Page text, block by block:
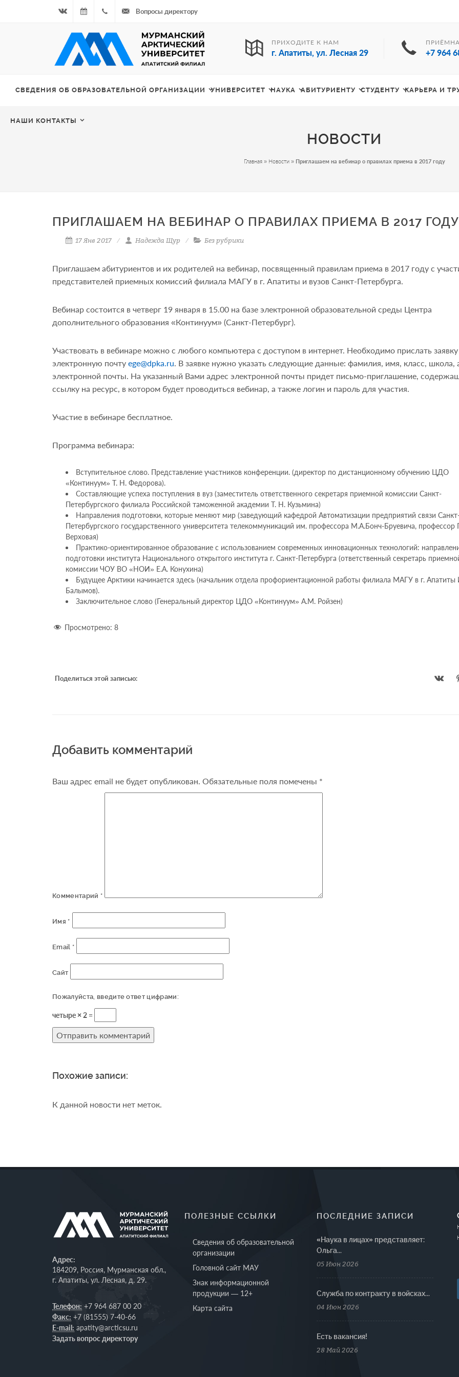
Вконтакте09.08.2026
- Чётная
+7
964
Вопросы директору
ПРИХОДИТЕ К НАМ
г. Апатиты, ул. Лесная 29 +7 964
СВЕДЕНИЯ ОБ ОБРАЗОВАТЕЛЬНОЙ ОРГАНИЗАЦИИ УНИВЕРСИТЕТ НАУКА АБИТУРИЕНТУ СТУДЕНТУ КАРЬЕРА И
НАШИ КОНТАКТЫ
НОВОСТИ
Главная» Новости» Приглашаем на вебинар о правилах приема в 2017 году
ПРИГЛАШАЕМ НА ВЕБИНАР О ПРАВИЛАХ ПРИЕМА В 2017 ГОДУ
17 Янв 2017 Надежда Щур Без рубрики
Приглашаем абитуриентов и их родителей на вебинар, посвященный правилам приема в 2017 году с
представителей приемных комиссий филиала МАГУ в г. Апатиты и вузов Санкт-Петербурга.
Вебинар состоится в четверг 19 января в 15.00 на базе электронной образовательной среды Центра
дополнительного образования «Континуум» (Санкт-Петербург).
Участвовать в вебинаре можно с любого компьютера с доступом в интернет. Необходимо прислать заявку
электронную почту ege@dpka.ru. В заявке нужно указать следующие данные: фамилия, имя, класс, школа,
электронной почты. На указанный Вами адрес электронной почты придет письмо-приглашение,
ссылку на ресурс, в котором будет проводиться вебинар, а также логин и пароль для участия.
Участие в вебинаре бесплатное.
Программа вебинара:
Вступительное слово. Представление участников конференции. (директор по дистанционному обучению ЦДО
«Континуум» Т. Н. Федорова).
Составляющие успеха поступления в вуз (заместитель ответственного секретаря приемной комиссии Санкт-
Петербургского филиала Российской таможенной академии Т. Н. Кузьмина)
Направления подготовки, которые меняют мир (заведующий кафедрой Автоматизации предприятий связи
Петербургского государственного университета телекоммуникаций им. профессора М.А.Бонч-Бруевича, профессор
Верховая)
Практико-ориентированное образование с использованием современных инновационных технологий:
подготовки института Национального открытого института г. Санкт-Петербурга (ответственный секретарь
комиссии ЧОУ ВО «НОИ» Е.А. Конухина)
Будущее Арктики начинается здесь (начальник отдела профориентационной работы филиала МАГУ в г. Апатиты
Балымов).
Заключительное слово (Генеральный директор ЦДО «Континуум» А.М. Ройзен)
Просмотрено: 8
Поделиться этой записью:
Добавить комментарий
Ваш адрес email не будет опубликован. Обязательные поля помечены *
Комментарий *
Имя *
Email *
Сайт
Пожалуйста, введите ответ цифрами:
четыре × 2 =
Похожие записи:
К данной новости нет меток.
Адрес:
184209, Россия, Мурманская обл.,
г. Апатиты, ул. Лесная, д. 29.
Телефон: +7 964 687 00 20
Факс: +7 (81555) 7-40-66
E-mail: apatity@arcticsu.ru
Задать вопрос директору
ПОЛЕЗНЫЕ ССЫЛКИ
Сведения об образовательной
организации
Головной сайт МАУ
Знак информационной
продукции — 12+
Карта сайта
ПОСЛЕДНИЕ ЗАПИСИ
«Наука в лицах» представляет:
Ольга...
05 Июн 2026
Cлужба по контракту в войсках...
04 Июн 2026
Есть вакансия!
28 Май 2026